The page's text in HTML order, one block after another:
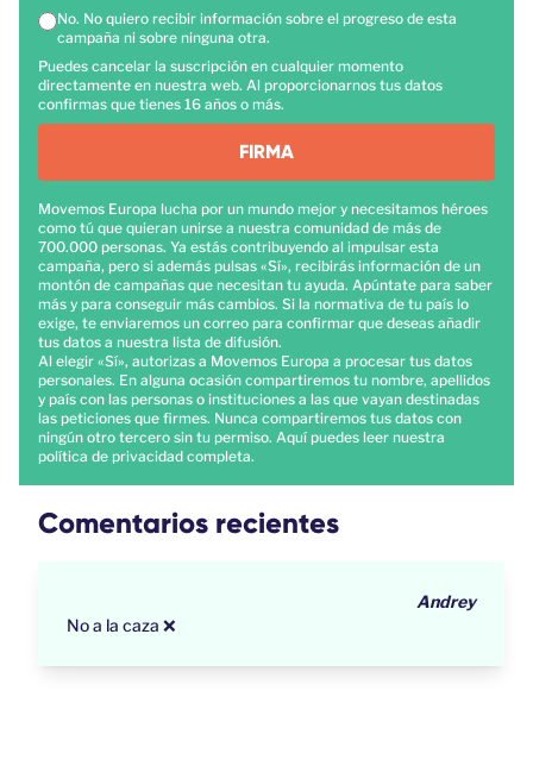
No. No quiero recibir información sobre el progreso de esta
campaña ni sobre ninguna otra.
Puedes cancelar la suscripción en cualquier momento
directamente en nuestra web. Al proporcionarnos tus datos
confirmas que tienes 16 años o más.
FIRMA
Movemos Europa lucha por un mundo mejor y necesitamos héroes
como tú que quieran unirse a nuestra comunidad de más de
700.000 personas. Ya estás contribuyendo al impulsar esta
campaña, pero si además pulsas «Sí», recibirás información de un
montón de campañas que necesitan tu ayuda. Apúntate para saber
más y para conseguir más cambios. Si la normativa de tu país lo
exige, te enviaremos un correo para confirmar que deseas añadir
tus datos a nuestra lista de difusión.
Al elegir «Sí», autorizas a Movemos Europa a procesar tus datos
personales. En alguna ocasión compartiremos tu nombre, apellidos
y país con las personas o instituciones a las que vayan destinadas
las peticiones que firmes. Nunca compartiremos tus datos con
ningún otro tercero sin tu permiso. Aquí puedes leer nuestra
política de privacidad completa.
Comentarios recientes
Andrey
No a la caza ❌